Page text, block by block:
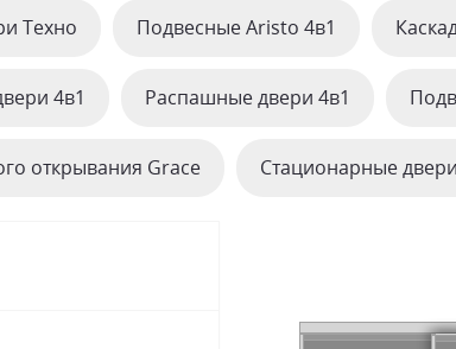
Техно Подвесные Aristo 4в1
4в1 Распашные двери 4в1
открывания Grace Стационарные